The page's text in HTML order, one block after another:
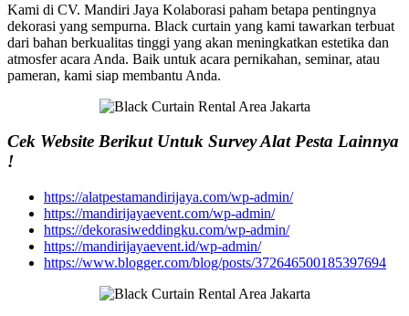
Kami di CV. Mandiri Jaya Kolaborasi paham betapa pentingnya
dekorasi yang sempurna. Black curtain yang kami tawarkan terbuat
dari bahan berkualitas tinggi yang akan meningkatkan estetika dan
atmosfer acara Anda. Baik untuk acara pernikahan, seminar, atau
pameran, kami siap membantu Anda.
Cek Website Berikut Untuk Survey Alat Pesta Lainnya
!
https://alatpestamandirijaya.com/wp-admin/
https://mandirijayaevent.com/wp-admin/
https://dekorasiweddingku.com/wp-admin/
https://mandirijayaevent.id/wp-admin/
https://www.blogger.com/blog/posts/372646500185397694